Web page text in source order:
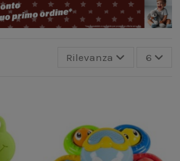
Rilevanza 6